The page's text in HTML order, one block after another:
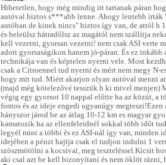
Hihetetlen, hogy még mindig itt tartanak páran
autóval biztos s***abb lenne. Ahogy lentebb írták
autóban de kinek nincs" biztos így van, de attól h
és beleülsz hátradőlsz az magától nem szállítja
kell vezetni, gyorsan vezetni! nem csak ASI verte
adott gyorsaságikon hanem jó-páran. És ez
technikája van és képtelen nyerni vele. Most
csak a Citroennel tud nyerni és mért nem megy N-
hogy mit tud. Miért akarjon olyan autóval menni
(majd még kötelezővé tesszük h ki mivel menjen)
végig egy gyorsot 10 nappal előtte ha az közút, a
fontos és az ideje engedi ugyanúgy megteszi!Ezen
hányszor járod be az átlag 10-12 km es magyar
kamatozik ha az ellenfeleidnél sokkal több időt
legyél mint a többi és ez ASI-nál így van, minden
idejében a pénzt hajtja csak el tudjon indulni 1
szöszmötölni a kocsival, meg teszteléssel.Kicsit
aki csal azt be kell bizonyítani és nem öklöt rázni,